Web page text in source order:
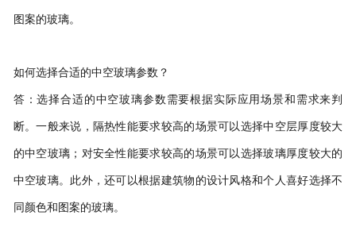
图案的玻璃。
如何选择合适的中空玻璃参数？
答：选择合适的中空玻璃参数需要根据实际应用场景和需求来判
断。一般来说，隔热性能要求较高的场景可以选择中空层厚度较大
的中空玻璃；对安全性能要求较高的场景可以选择玻璃厚度较大的
中空玻璃。此外，还可以根据建筑物的设计风格和个人喜好选择不
同颜色和图案的玻璃。